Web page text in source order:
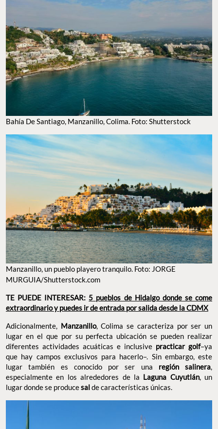
Bahía De Santiago, Manzanillo, Colima. Foto: Shutterstock
Manzanillo, un pueblo playero tranquilo. Foto: JORGE
MURGUIA/Shutterstock.com
TE PUEDE INTERESAR: 5 pueblos de Hidalgo donde se come
extraordinario y puedes ir de entrada por salida desde la CDMX
Adicionalmente, Manzanillo, Colima se caracteriza por ser un
lugar en el que por su perfecta ubicación se pueden realizar
diferentes actividades acuáticas e inclusive practicar golf–ya
que hay campos exclusivos para hacerlo–. Sin embargo, este
lugar también es conocido por ser una región salinera,
especialmente en los alrededores de la Laguna Cuyutlán, un
lugar donde se producesalde características únicas.